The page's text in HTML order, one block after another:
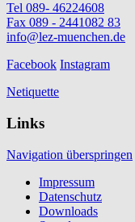
Tel 089- 46224608
Fax 089 - 2441082 83
info@lez-muenchen.de
Facebook Instagram
Netiquette
Links
Navigation überspringen
Impressum
Datenschutz
Downloads